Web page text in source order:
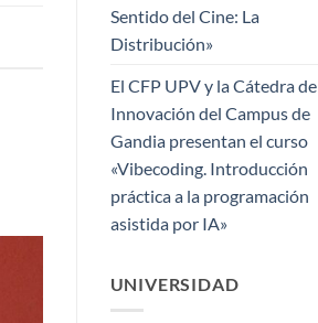
Sentido del Cine: La
Distribución»
El CFP UPV y la Cátedra de
Innovación del Campus de
Gandia presentan el curso
«Vibecoding. Introducción
práctica a la programación
asistida por IA»
UNIVERSIDAD